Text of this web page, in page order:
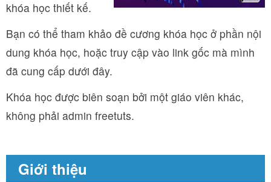
khóa học thiết kế.
Bạn có thể tham khảo đề cương khóa học ở phần nội
dung khóa học, hoặc truy cập vào link gốc mà mình
đã cung cấp dưới đây.
Khóa học được biên soạn bởi một giáo viên khác,
không phải admin freetuts.
Giới thiệu